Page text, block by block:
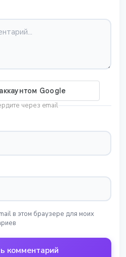
через email
в этом браузере для моих
комментарий